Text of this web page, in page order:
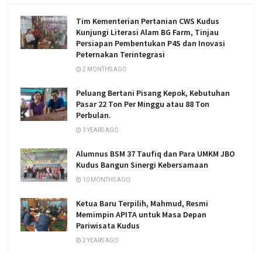
Tim Kementerian Pertanian CWS Kudus
Kunjungi Literasi Alam BG Farm, Tinjau
Persiapan Pembentukan P4S dan Inovasi
Peternakan Terintegrasi
2 MONTHS AGO
Peluang Bertani Pisang Kepok, Kebutuhan
Pasar 22 Ton Per Minggu atau 88 Ton
Perbulan.
3 YEARS AGO
Alumnus BSM 37 Taufiq dan Para UMKM JBO
Kudus Bangun Sinergi Kebersamaan
10 MONTHS AGO
Ketua Baru Terpilih, Mahmud, Resmi
Memimpin APITA untuk Masa Depan
Pariwisata Kudus
2 YEARS AGO